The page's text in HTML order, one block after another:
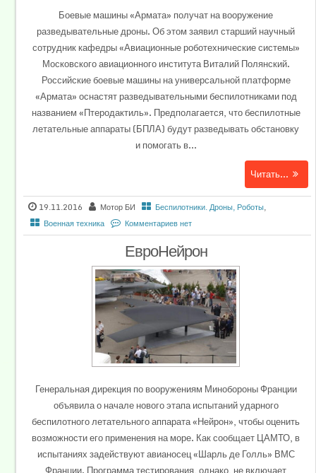
Боевые машины «Армата» получат на вооружение
разведывательные дроны. Об этом заявил старший научный
сотрудник кафедры «Авиационные роботехнические системы»
Московского авиационного института Виталий Полянский.
Российские боевые машины на универсальной платформе
«Армата» оснастят разведывательными беспилотниками под
названием «Птеродактиль». Предполагается, что беспилотные
летательные аппараты (БПЛА) будут разведывать обстановку
и помогать в...
Читать...
19.11.2016 Мотор БИ Беспилотники. Дроны, Роботы,
Военная техника
Комментариев нет
ЕвроНейрон
Генеральная дирекция по вооружениям Минобороны Франции
объявила о начале нового этапа испытаний ударного
беспилотного летательного аппарата «Нейрон», чтобы оценить
возможности его применения на море. Как сообщает ЦАМТО, в
испытаниях задействуют авианосец «Шарль де Голль» ВМС
Франции. Программа тестирования, однако, не включает